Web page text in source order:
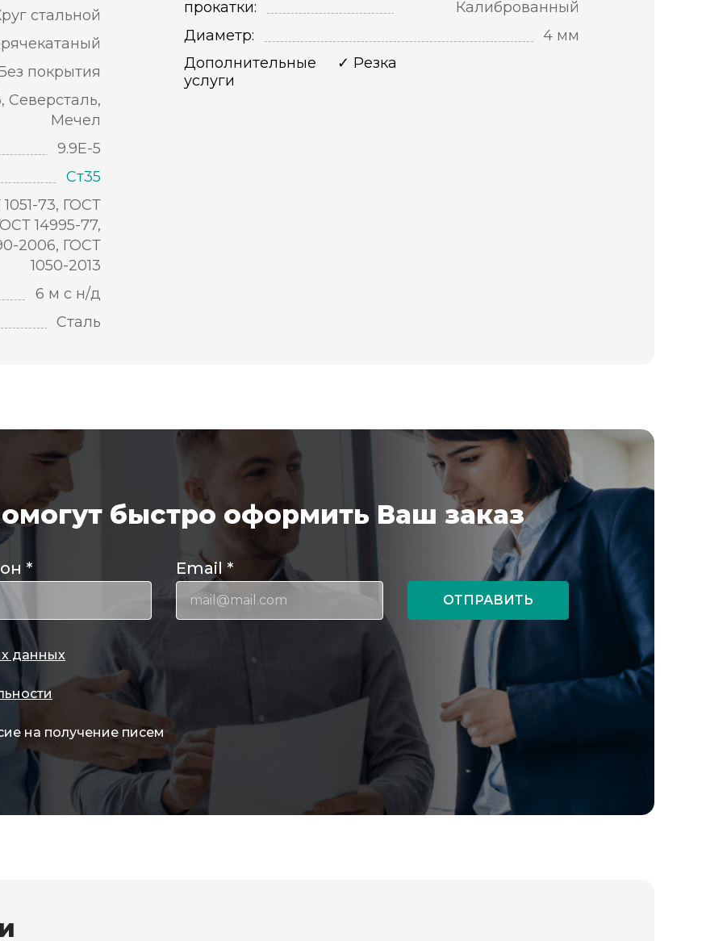
стальной
покрытия
Северсталь,
Мечел
9.9E-5
Ст35
73, ГОСТ
14995-77,
2006, ГОСТ
1050-2013
6 м с н/д
Сталь
прокатки:
Калиброванный
Диаметр:
4 мм
Дополнительные
услуги
Резка
быстро оформить Ваш заказ
* Email *
ОТПРАВИТЬ
данных
на получение писем